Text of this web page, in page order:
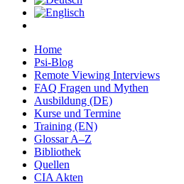
Home
Psi-Blog
Remote Viewing Interviews
FAQ Fragen und Mythen
Ausbildung (DE)
Kurse und Termine
Training (EN)
Glossar A–Z
Bibliothek
Quellen
CIA Akten